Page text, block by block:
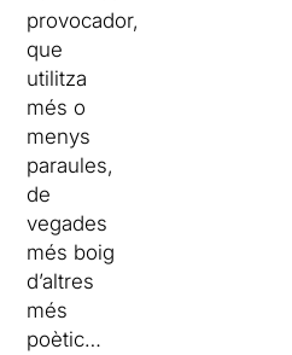
provocador,
que
utilitza
més o
menys
paraules,
de
vegades
més boig
d’altres
més
poètic…